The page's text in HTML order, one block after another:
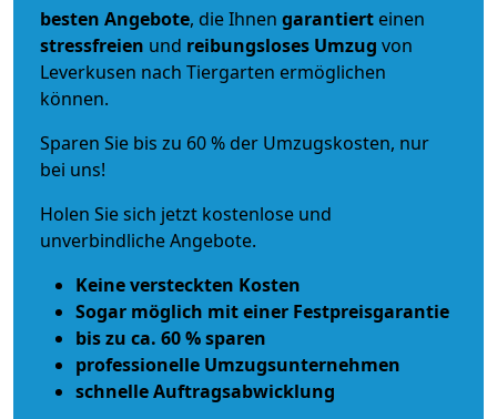
besten Angebote, die Ihnen garantiert einen
stressfreien und reibungsloses Umzug von
Leverkusen nach Tiergarten ermöglichen
können.
Sparen Sie bis zu 60 % der Umzugskosten, nur
bei uns!
Holen Sie sich jetzt kostenlose und
unverbindliche Angebote.
Keine versteckten Kosten
Sogar möglich mit einer Festpreisgarantie
bis zu ca. 60 % sparen
professionelle Umzugsunternehmen
schnelle Auftragsabwicklung